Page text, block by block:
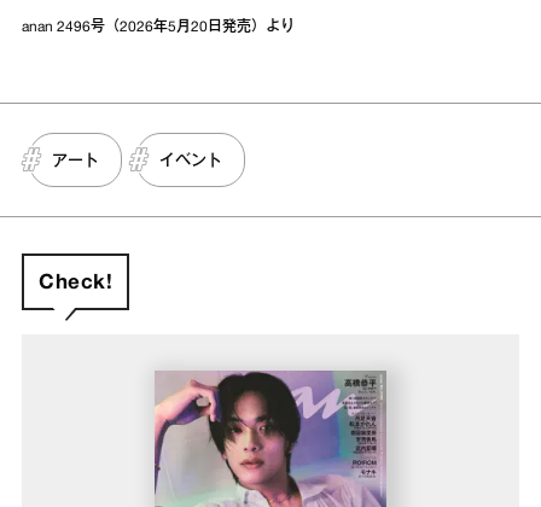
anan 2496号（2026年5月20日発売）より
アート イベント
Check!